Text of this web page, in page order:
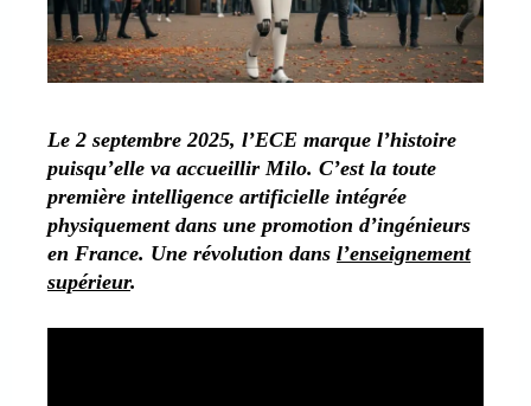
Le 2 septembre 2025, l’ECE marque l’histoire
puisqu’elle va accueillir Milo. C’est la toute
première intelligence artificielle intégrée
physiquement dans une promotion d’ingénieurs
en France. Une révolution dans l’enseignement
supérieur.